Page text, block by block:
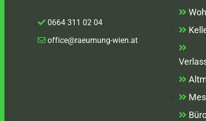
0664 311 02 04
office@raeumung-wien.at